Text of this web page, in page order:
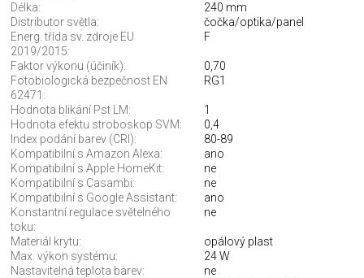
Délka:
240 mm
Distributor světla:
čočka/optika/panel
Energ. třída sv. zdroje EU
2019/2015:
F
Faktor výkonu (účiník):
0,70
Fotobiologická bezpečnost EN
62471:
RG1
Hodnota blikání Pst LM:
1
Hodnota efektu stroboskop SVM:
0,4
Index podání barev (CRI):
80-89
Kompatibilní s Amazon Alexa:
ano
Kompatibilní s Apple HomeKit:
ne
Kompatibilní s Casambi:
ne
Kompatibilní s Google Assistant:
ano
Konstantní regulace světelného
toku:
ne
Materiál krytu:
opálový plast
Max. výkon systému:
24 W
Nastavitelná teplota barev:
ne